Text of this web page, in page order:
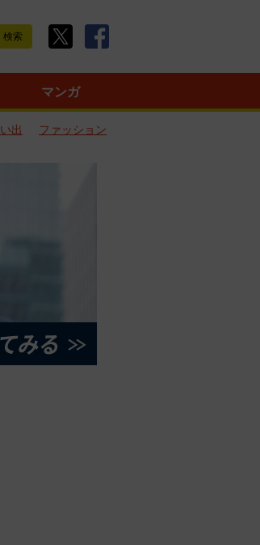
マンガ
出
ファッション